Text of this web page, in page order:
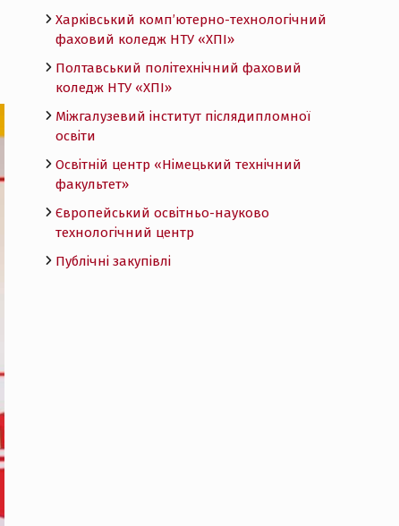
Харківський комп’ютерно-технологічний
фаховий коледж НТУ «ХПI»
Полтавський політехнічний фаховий
коледж НТУ «ХПI»
Міжгалузевий інститут післядипломної
освіти
Освітній центр «Німецький технічний
факультет»
Європейський освітньо-науково
технологічний центр
Публічні закупівлі